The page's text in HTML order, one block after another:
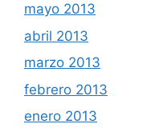
mayo 2013
abril 2013
marzo 2013
febrero 2013
enero 2013